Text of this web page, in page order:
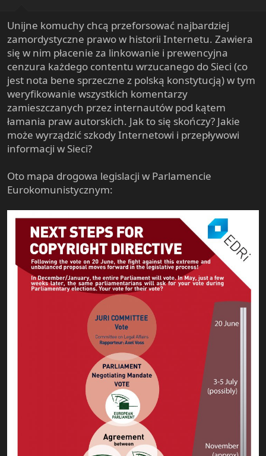
e
r
Unijne komuchy chcą przeforsować najbardziej
zamordystyczne prawo w historii Internetu. Zawiera
się w nim płacenie za linkowanie i prewencyjna
cenzura każdego contentu wrzucanego do Sieci (co
jest nota bene sprzeczne z polską konstytucją) w tym
weryfikowanie wszystkich komentarzy
zamieszczanych przez internautów pod kątem
łamania praw autorskich. Jak to się skończy? Jakie
może wyrządzić szkody Internetowi i przepływowi
informacji w Sieci?
Oto mapa drogowa legislacji w Parlamencie
Eurokomunistycznym: